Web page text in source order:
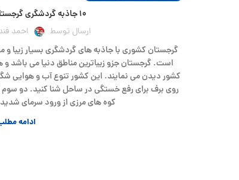
۱۰ جاذبه گردشگری گرجستان که باید ببینید
ارسال توسط احمد
گرجستان کشوری با جاذبه های گردشگری بسیار زیبا
است. گرجستان جزو زیباترین مناطق دنیا می باشد و
کشور دیدن می نمایند. این کشور تنوع آب و هوایی
روی برف برای رفع خستگی در ساحل شنا کنید. دو
کوه های مرزی از ورود سرمای
ادامه